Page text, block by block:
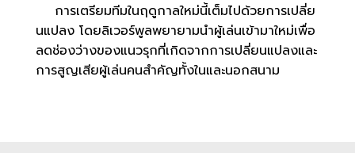
การเตรียมทีมในฤดูกาลใหม่นี้เต็มไปด้วยการเปลี่ย
นแปลง โดยลิเวอร์พูลพยายามนำผู้เล่นเข้ามาใหม่เพื่อ
ลดช่องว่างของแนวรุกที่เกิดจากการเปลี่ยนแปลงและ
การสูญเสียผู้เล่นคนสำคัญทั้งในและนอกสนาม